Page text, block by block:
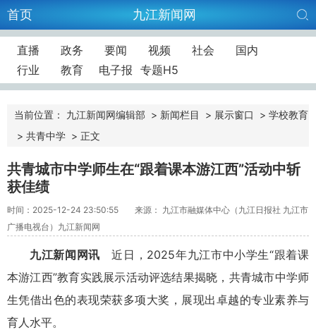
首页 九江新闻网
直播 政务 要闻 视频 社会
国内
行业
教育 电子报 专题H5
当前位置： 九江新闻网编辑部 > 新闻栏目 > 展示窗口 > 学校教育
> 共青中学 > 正文
共青城市中学师生在“跟着课本游江西”活动中斩
获佳绩
时间：2025-12-24 23:50:55
来源： 九江市融媒体中心（九江日报社 九江市
广播电视台）九江新闻网
九江新闻网讯近日，2025年九江市中小学生“跟着课
本游江西”教育实践展示活动评选结果揭晓，共青城市中学师
生凭借出色的表现荣获多项大奖，展现出卓越的专业素养与
育人水平。